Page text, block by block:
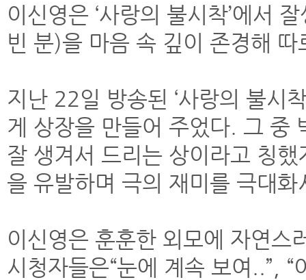
이신영은 ‘사랑의 불시착’에서
빈 분)을 마음 속 깊이 존경해
지난 22일 방송된 ‘사랑의 불시
게 상장을 만들어 주었다. 그 중
잘 생겨서 드리는 상이라고 칭
을 유발하며 극의 재미를 극대화
이신영은 훈훈한 외모에 자연스
시청자들은“눈에 계속 보여..”,